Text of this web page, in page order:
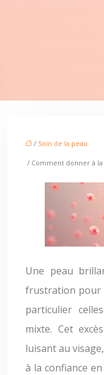
/ Soin de la peau
/ Comment donner à
Une peau
frustration pour
particulier
mixte. Cet
luisant au
à la confiance